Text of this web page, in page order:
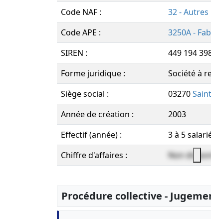
Code NAF :
32 -
Code APE :
3250A -
SIREN :
449 194
Forme juridique :
Société à
Siège social :
03270
Année de création :
2003
Effectif (année) :
3 à 5
Chiffre d'affaires :
Non
Procédure collective -